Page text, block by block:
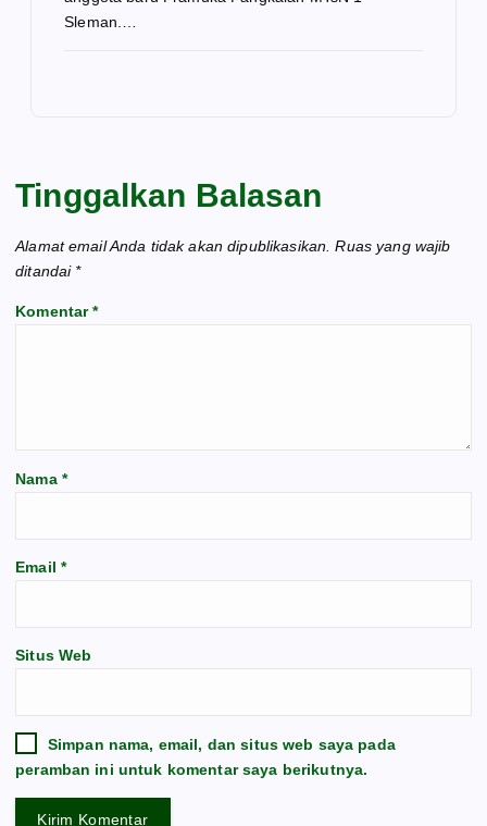
Sleman.…
Tinggalkan Balasan
Alamat email Anda tidak akan dipublikasikan. Ruas yang wajib
ditandai *
Komentar*
Nama *
Email *
Situs Web
Simpan nama, email, dan situs web saya pada
peramban ini untuk komentar saya berikutnya.